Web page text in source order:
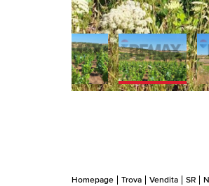
Homepage Trova Vendita SR